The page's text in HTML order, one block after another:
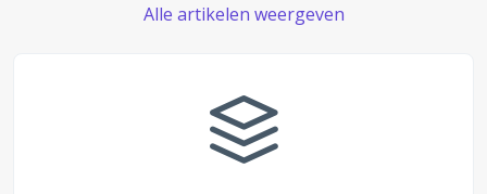
Alle artikelen weergeven